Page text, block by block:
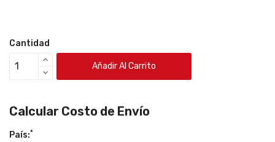
Cantidad
Añadir Al Carrito
Calcular Costo de Envío
País:*